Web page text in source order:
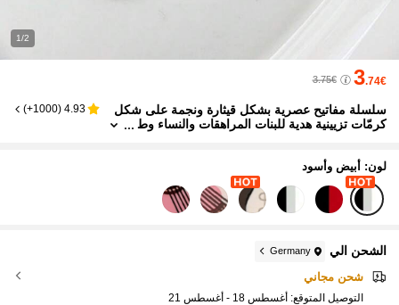
1/2
3.74€
3.75€
سلسلة مفاتيح عصرية بشكل قيثارة ونجمة على شكل
كرمّات تزيينية هدية للبنات المراهقات والنساء وط
ت للمعلمين، تزويدات المدارس، سلسلة مفاتيح للهدايا
4.93
(
1000+
)
لون: أبيض وأسود
الشحن الي Germany
شحن مجاني
التوصيل المتوقع: أغسطس 18 - أغسطس 21